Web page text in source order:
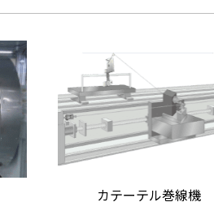
カテーテル巻線機